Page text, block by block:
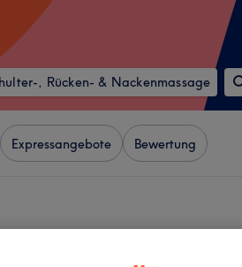
, Rücken- & Nackenmassage
Expressangebote Bewertung